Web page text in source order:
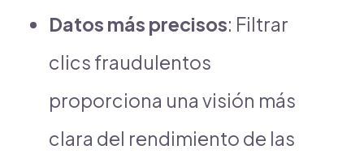
Datos más precisos: Filtrar
clics fraudulentos
proporciona una visión más
clara del rendimiento de las